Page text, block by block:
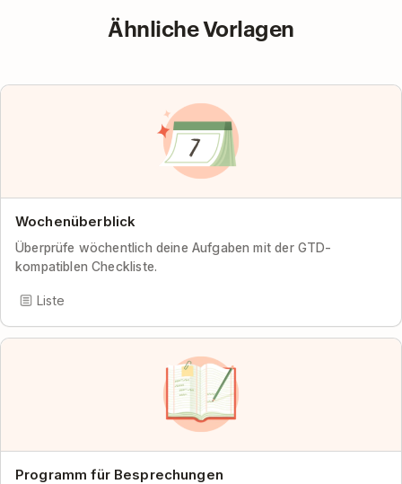
Ähnliche Vorlagen
Wochenüberblick
Überprüfe wöchentlich deine Aufgaben mit der GTD-
kompatiblen Checkliste.
Liste
Programm für Besprechungen